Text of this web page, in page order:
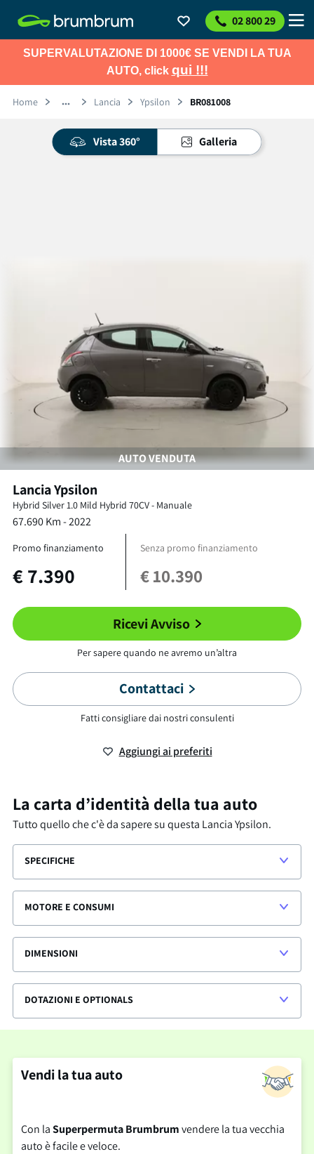
02 800 29
SUPERVALUTAZIONE DI 1000€ SE VENDI LA TUA
AUTO, click qui !!!
Home Lancia Ypsilon BR081008
Vista 360° Galleria
AUTO VENDUTA
LanciaYpsilon
Hybrid Silver1.0 Mild Hybrid 70CV- Manuale
67.690Km -2022
Promo finanziamento
€7.390
Senza promo finanziamento
€10.390
Ricevi Avviso
Per sapere quando ne avremo un’altra
Contattaci
Fatti consigliare dai nostri consulenti
Aggiungi ai preferiti
La carta d’identità della tua auto
Tutto quello che c'è da sapere su questa Lancia Ypsilon.
SPECIFICHE
MOTORE E CONSUMI
DIMENSIONI
DOTAZIONI E OPTIONALS
Vendi la tua auto
Con laSuperpermuta Brumbrumvendere la tua vecchia
auto è facile e veloce.